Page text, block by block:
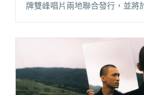
牌雙峰唱片兩地聯合發行，並將
悠悠之口光復南舉辦發片演出。
座標：主唱 Li閱讀全文 "香港獨
域發行首張EP 9/26專場邀請
Napkin共演"